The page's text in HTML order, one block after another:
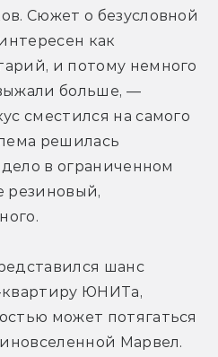
Сюжет о безусловной
как
и потому немного
больше, —
сместился на самого
решилась
в ограниченном
резиновый,
шанс
ЮНИТа,
может потягаться
Марвел.